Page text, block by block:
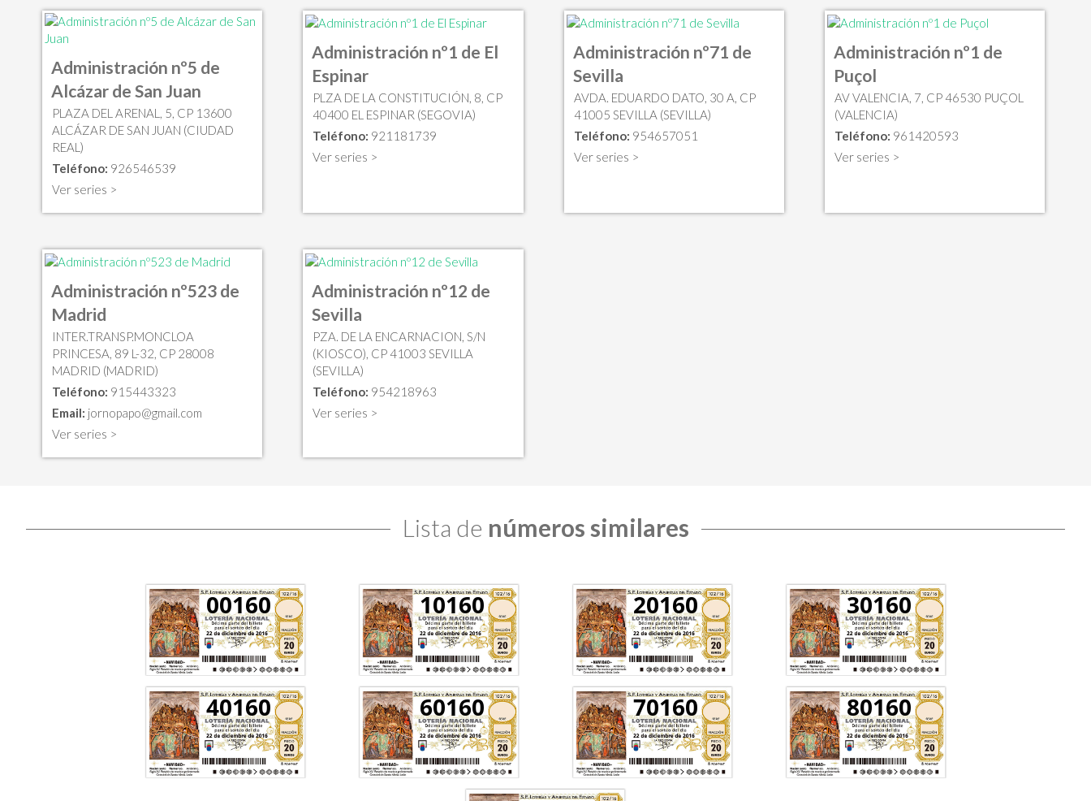
Administración nº5 de
Alcázar de San Juan
PLAZA DEL ARENAL, 5, CP 13600
ALCÁZAR DE SAN JUAN (CIUDAD
REAL)
Teléfono: 926546539
Ver series >
Administración nº1 de El
Espinar
PLZA DE LA CONSTITUCIÓN, 8, CP
40400 EL ESPINAR (SEGOVIA)
Teléfono: 921181739
Ver series >
Administración nº71 de
Sevilla
AVDA. EDUARDO DATO, 30 A, CP
41005 SEVILLA (SEVILLA)
Teléfono: 954657051
Ver series >
Administración nº1 de
Puçol
AV VALENCIA, 7, CP 46530 PUÇOL
(VALENCIA)
Teléfono: 961420593
Ver series >
Administración nº523 de
Madrid
INTER.TRANSP.MONCLOA
PRINCESA, 89 L-32, CP 28008
MADRID (MADRID)
Teléfono: 915443323
Email: jornopapo@gmail.com
Ver series >
Administración nº12 de
Sevilla
PZA. DE LA ENCARNACION, S/N
(KIOSCO), CP 41003 SEVILLA
(SEVILLA)
Teléfono: 954218963
Ver series >
Lista de números similares
00160 10160 20160 30160
40160 60160 70160 80160